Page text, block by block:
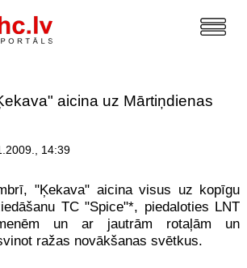
aicina uz Mārtiņdienas
14:39
"Ķekava" aicina visus uz kopīgu
TC "Spice"*, piedaloties LNT
un ar jautrām rotaļām un
ražas novākšanas svētkus.